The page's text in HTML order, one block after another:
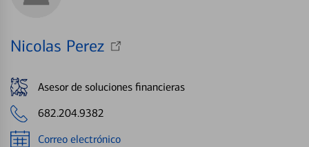
Nicolas Perez
Asesor de soluciones financieras
682.204.9382
Correo electrónico